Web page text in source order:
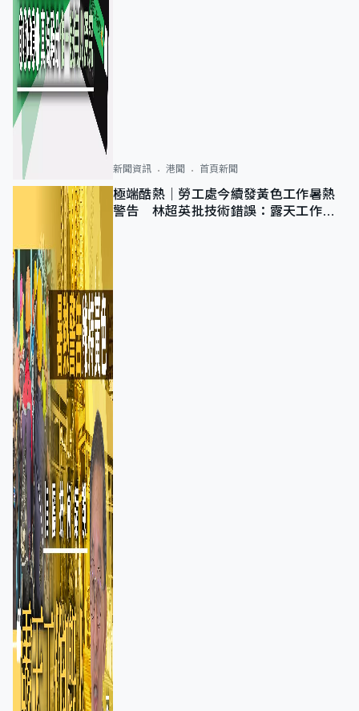
新聞資訊 港聞 首頁新聞
極端酷熱｜勞工處今續發黃色工作暑熱
警告 林超英批技術錯誤：露天工作不